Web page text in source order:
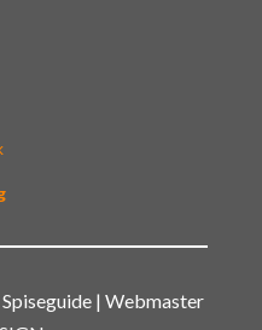
| Webmaster